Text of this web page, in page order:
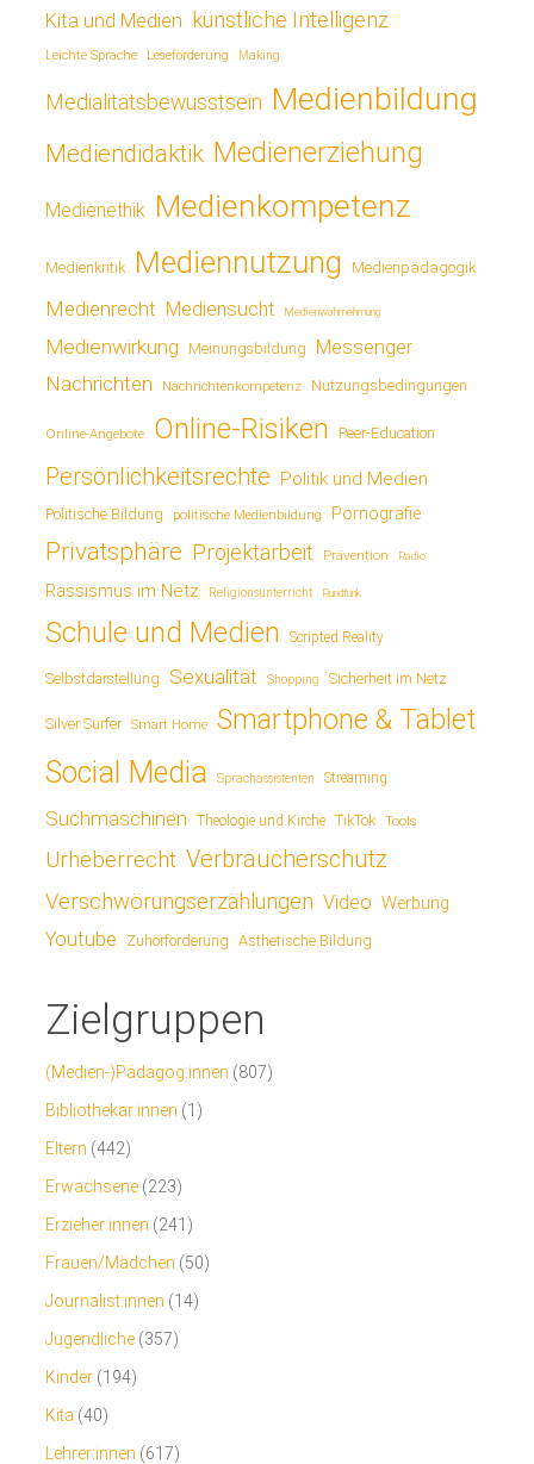
Kita und Medien künstliche Intelligenz
Leichte Sprache Leseförderung Making
Medialitätsbewusstsein Medienbildung
Mediendidaktik Medienerziehung
Medienethik Medienkompetenz
Medienkritik Mediennutzung Medienpädagogik
Medienrecht Mediensucht Medienwahrnehmung
Medienwirkung Meinungsbildung Messenger
Nachrichten Nachrichtenkompetenz Nutzungsbedingungen
Online-Angebote Online-Risiken Peer-Education
Persönlichkeitsrechte Politik und Medien
Politische Bildung politische Medienbildung Pornografie
Privatsphäre Projektarbeit Prävention Radio
Rassismus im Netz Religionsunterricht Rundfunk
Schule und Medien Scripted Reality
Selbstdarstellung Sexualität Shopping Sicherheit im Netz
Silver Surfer Smart Home Smartphone & Tablet
Social Media Sprachassistenten Streaming
Suchmaschinen Theologie und Kirche TikTok Tools
Urheberrecht Verbraucherschutz
Verschwörungserzählungen Video Werbung
Youtube Zuhörförderung Ästhetische Bildung
Zielgruppen
(Medien-)Pädagog:innen (807)
Bibliothekar:innen (1)
Eltern (442)
Erwachsene (223)
Erzieher:innen (241)
Frauen/Mädchen (50)
Journalist:innen (14)
Jugendliche (357)
Kinder (194)
Kita (40)
Lehrer:innen (617)